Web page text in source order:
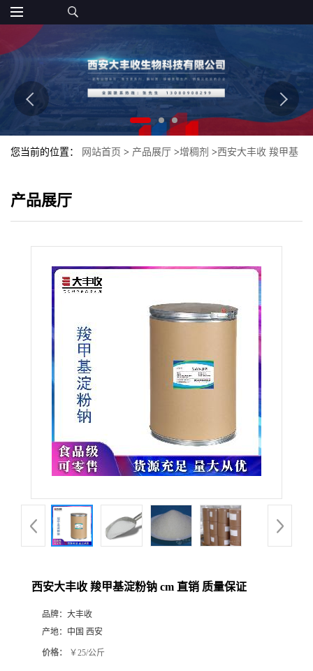
您当前的位置： 网站首页 > 产品展厅 >增稠剂 >西安大丰收 羧甲基
产品展厅
西安大丰收 羧甲基淀粉钠 cm 直销 质量保证
品牌： 大丰收
产地： 中国 西安
价格： ￥25/公斤